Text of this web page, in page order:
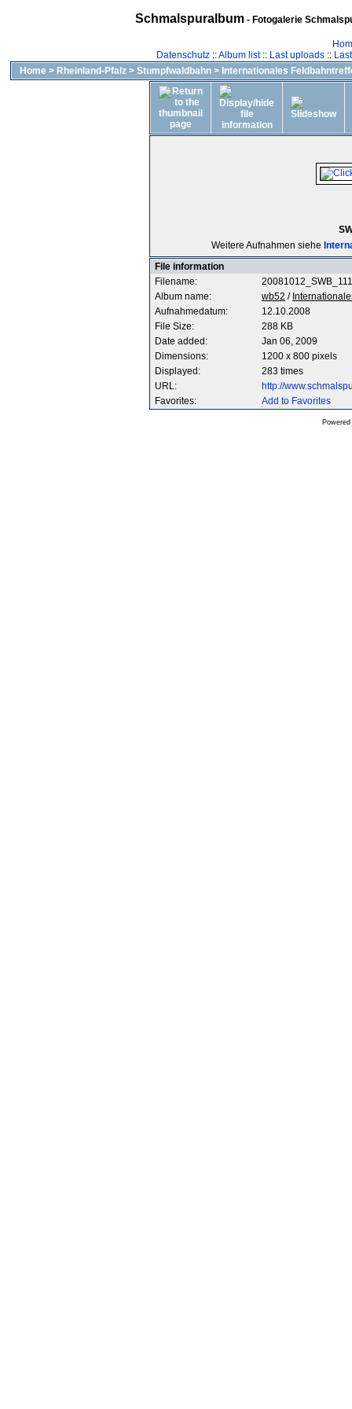
Schmalspuralbum- Fotogalerie
Datenschutz::Album list:: Last uploads::
Home > Rheinland-Pfalz > Stumpfwaldbahn > Internationales
Weitere Aufnahmen siehe
File information
Filename:
Album name:
wb52 /
Aufnahmedatum:
12.10.2008
File Size:
288 KB
Date added:
Jan 06, 2009
Dimensions:
1200 x 800 pixels
Displayed:
283 times
URL:
http://
Favorites:
Add to Favorites